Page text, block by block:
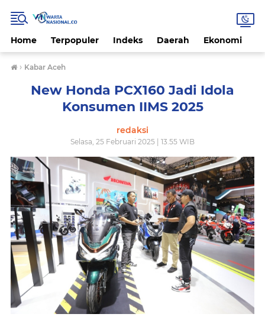
Home Terpopuler Indeks Daerah Ekonomi
› Kabar Aceh
New Honda PCX160 Jadi Idola
Konsumen IIMS 2025
redaksi
Selasa, 25 Februari 2025 | 13.55 WIB